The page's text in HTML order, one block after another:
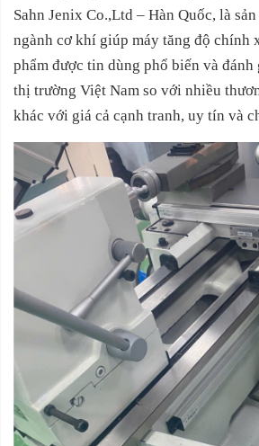
Sahn Jenix Co.,Ltd – Hàn Quốc, là
ngành cơ khí giúp máy tăng độ chính
phẩm được tin dùng phổ biến và
thị trường Việt Nam so với nhiều
khác với giá cả cạnh tranh, uy tín và